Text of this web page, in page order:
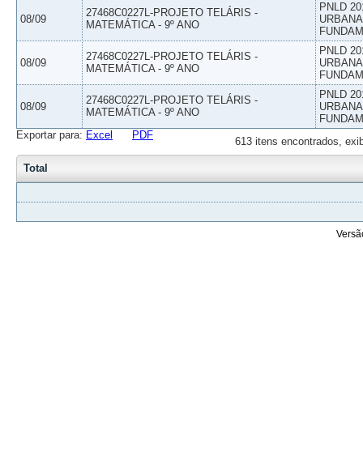
08/09
27468C0227L-PROJETO TELÁRIS -
MATEMÁTICA - 9º ANO
PNLD
08/09
27468C0227L-PROJETO TELÁRIS -
MATEMÁTICA - 9º ANO
PNLD
08/09
27468C0227L-PROJETO TELÁRIS -
MATEMÁTICA - 9º ANO
PNLD
613 itens encontrados,
Exportar para: Excel PDF
Total